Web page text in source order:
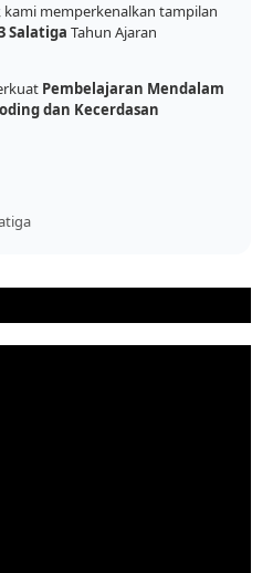
kami memperkenalkan tampilan
Salatiga Tahun Ajaran
Pembelajaran Mendalam
dan Kecerdasan